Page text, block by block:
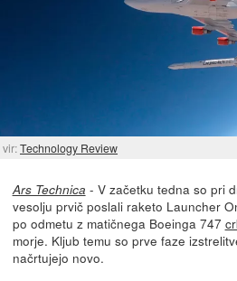
vir:Technology Review
Ars Technica - V začetku tedna so pri
vesolju prvič poslali raketo Launcher
po odmetu z matičnega Boeinga 747
morje. Kljub temu so prve faze
načrtujejo novo.